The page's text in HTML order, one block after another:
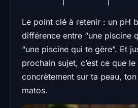
Le point clé à retenir : un pH
différence entre “une piscine
“une piscine qui te gère”. Et
prochain sujet, c’est ce que
concrètement sur ta peau,
matos.